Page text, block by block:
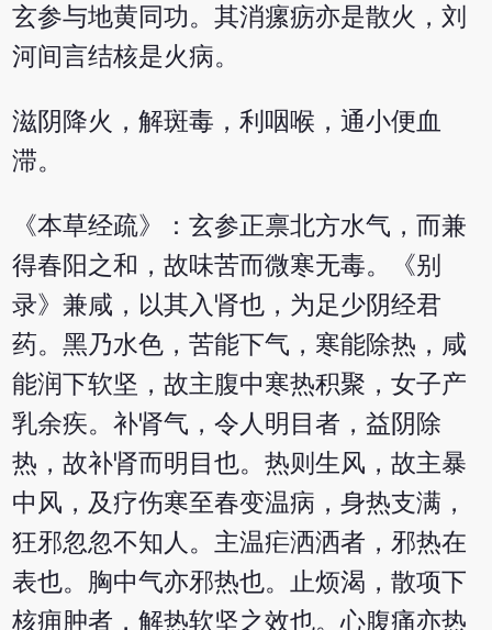
玄参与地黄同功。其消瘰疬亦是散火，刘
河间言结核是火病。
滋阴降火，解斑毒，利咽喉，通小便血
滞。
《本草经疏》：玄参正禀北方水气，而兼
得春阳之和，故味苦而微寒无毒。《别
录》兼咸，以其入肾也，为足少阴经君
药。黑乃水色，苦能下气，寒能除热，咸
能润下软坚，故主腹中寒热积聚，女子产
乳余疾。补肾气，令人明目者，益阴除
热，故补肾而明目也。热则生风，故主暴
中风，及疗伤寒至春变温病，身热支满，
狂邪忽忽不知人。主温疟洒洒者，邪热在
表也。胸中气亦邪热也。止烦渴，散项下
核痈肿者，解热软坚之效也。心腹痛亦热